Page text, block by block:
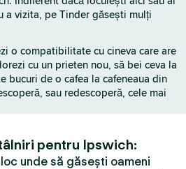
a vizita, pe Tinder găsești mulți
o compatibilitate cu cineva care are
cu un prieten nou, să bei ceva la
bucuri de o cafea la cafeneaua din
sau redescoperă, cele mai
pentru Ipswich:
unde să găsești oameni